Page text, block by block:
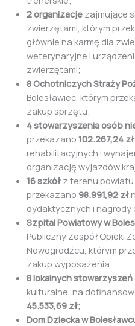
2 organizacje zajmujące
zwierzętami, którym
głównie na karmę dla
weterynaryjne i
zwierzętami;
8 Ochotniczych Straży
Bolesławiec, którym
zakup sprzętu;
4 stowarzyszenia osób
przekazano 102.267,24 zł
rehabilitacyjnych i
organizację wyjazdów
16 szkół z terenu powiatu
przekazano 98.991,92 zł
dydaktycznych i nagrody
Szpital Powiatowy w
Publiczny Zespół Opieki
Nowogrodźcu, którym
zakup wyposażenia;
8 lokalnych stowarzyszeń
kulturalne, na
45.533,69 zł;
Dom Dziecka w